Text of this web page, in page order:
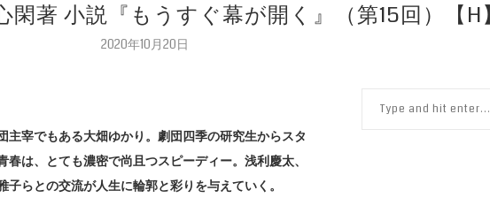
著 小説『もうすぐ幕が開く』（第15回）【H】
2020年10月20日
主宰でもある大畑ゆかり。劇団四季の研究生からスタ
春は、とても濃密で尚且つスピーディー。浅利慶太、
子らとの交流が人生に輪郭と彩りを与えていく。